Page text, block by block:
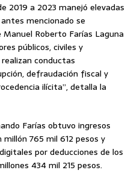
2019 a 2023 manejó elevadas
mencionado se
Roberto Farías Laguna
públicos, civiles y
conductas
defraudación fiscal y
ilícita”, detalla la
Farías obtuvo ingresos
765 mil 612 pesos y
por deducciones de los
434 mil 215 pesos.